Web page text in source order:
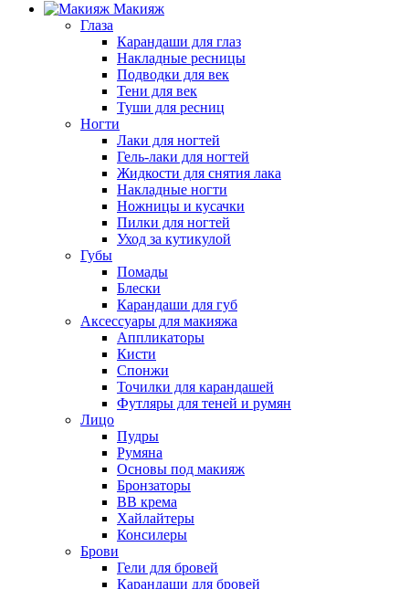
Макияж
Глаза
Карандаши для глаз
Накладные ресницы
Подводки для век
Тени для век
Туши для ресниц
Ногти
Лаки для ногтей
Гель-лаки для ногтей
Жидкости для снятия лака
Накладные ногти
Ножницы и кусачки
Пилки для ногтей
Уход за кутикулой
Губы
Помады
Блески
Карандаши для губ
Аксессуары для макияжа
Аппликаторы
Кисти
Спонжи
Точилки для карандашей
Футляры для теней и румян
Лицо
Пудры
Румяна
Основы под макияж
Бронзаторы
BB крема
Хайлайтеры
Консилеры
Брови
Гели для бровей
Карандаши для бровей